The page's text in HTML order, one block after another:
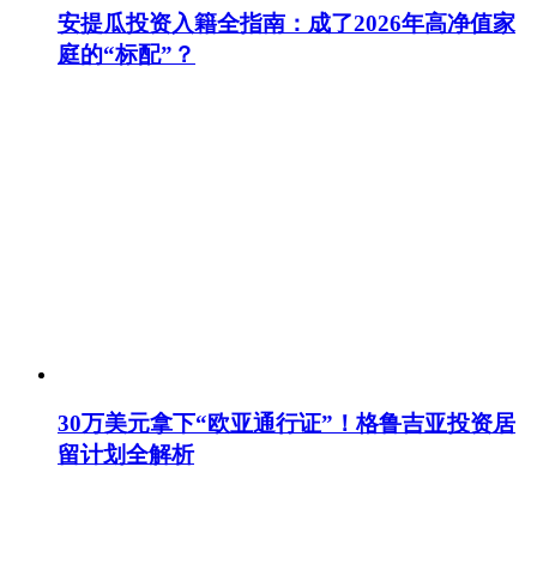
安提瓜投资入籍全指南：成了2026年高净值家
庭的“标配”？
30万美元拿下“欧亚通行证”！格鲁吉亚投资居
留计划全解析